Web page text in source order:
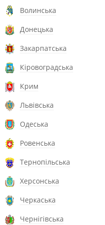
Волинська
Донецька
Закарпатська
Кіровоградська
Крим
Львівська
Одеська
Ровенська
Тернопільська
Херсонська
Черкаська
Чернігівська